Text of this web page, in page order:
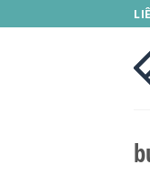
to